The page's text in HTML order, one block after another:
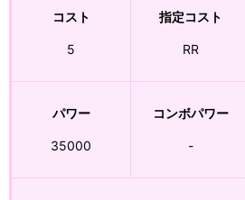
コスト
5
指定コスト
RR
パワー
35000
コンボパワー
-